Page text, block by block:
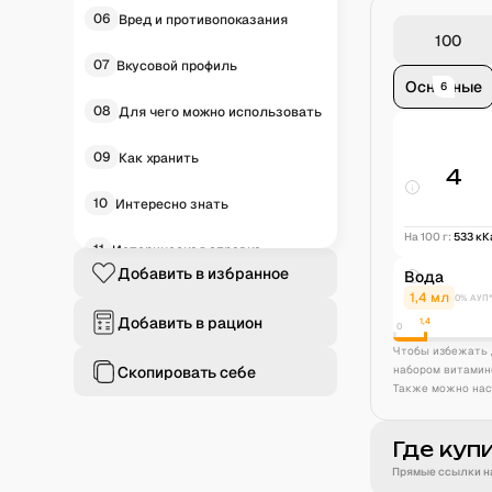
06 Вред и противопоказания
07 Вкусовой профиль
08 Для чего можно использовать
09 Как хранить
10 Интересно знать
11 Историческая справка
Добавить в избранное
Добавить в рацион
Скопировать себе
Основные
6
4
На 100 г: 533
Вода
1,4 мл 0% АУП*
0 1,4
Чтобы избежать
набором
Также можно
Где
Прямые ссылки